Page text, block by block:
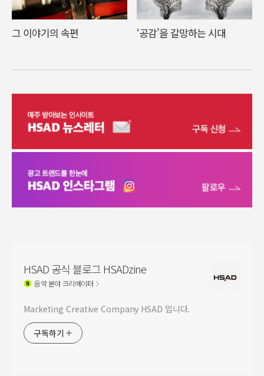
그 이야기의 속편 ‘공감’을 갈망하는 시대
HSAD 공식 블로그 HSADzine
음악분야 크리에이터
Marketing Creative Company HSAD 입니다.
구독하기